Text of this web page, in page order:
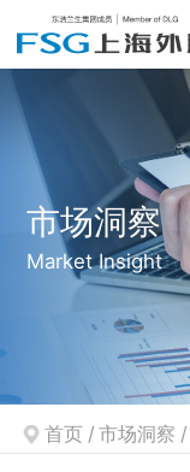
市场洞察
Market Insight
首页 / 市场洞察 /